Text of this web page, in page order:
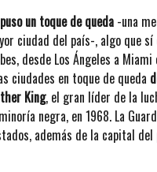
un toque de queda -una
ciudad del país-, algo que
desde Los Ángeles a Miami
ciudades en toque de queda
King, el gran líder de la
negra, en 1968. La
además de la capital del